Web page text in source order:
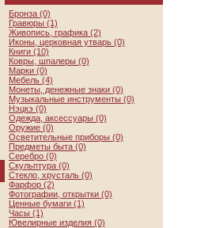
Бронза (0)
Гравюры (1)
Живопись, графика (2)
Иконы, церковная утварь (0)
Книги (10)
Ковры, шпалеры (0)
Марки (0)
Мебель (4)
Монеты, денежные знаки (0)
Музыкальные инструменты (0)
Нэцкэ (0)
Одежда, аксессуары (0)
Оружие (0)
Осветительные приборы (0)
Предметы быта (0)
Серебро (0)
Скульптура (0)
Стекло, хрусталь (0)
Фарфор (2)
Фотографии, открытки (0)
Ценные бумаги (1)
Часы (1)
Ювелирные изделия (0)